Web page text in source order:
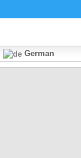
German